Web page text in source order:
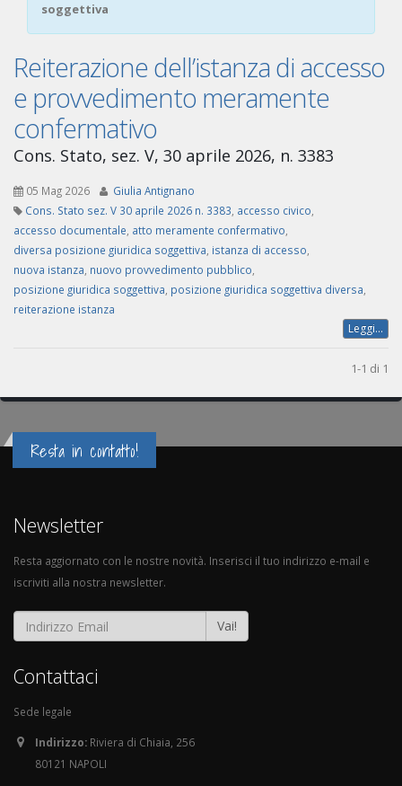
soggettiva
Reiterazione dell’istanza di accesso
e provvedimento meramente
confermativo
Cons. Stato, sez. V, 30 aprile 2026, n. 3383
05 Mag 2026
Giulia Antignano
Cons. Stato sez. V 30 aprile 2026 n. 3383 accesso civico
accesso documentale atto meramente confermativo
diversa posizione giuridica soggettiva istanza di accesso
nuova istanza nuovo provvedimento pubblico
posizione giuridica soggettiva posizione giuridica soggettiva diversa
reiterazione istanza
Leggi...
1-1 di 1
Resta in contatto!
Newsletter
Resta aggiornato con le nostre novità. Inserisci il tuo indirizzo e-mail e
iscriviti alla nostra newsletter.
Vai!
Contattaci
Sede legale
Indirizzo: Riviera di Chiaia, 256
80121 NAPOLI